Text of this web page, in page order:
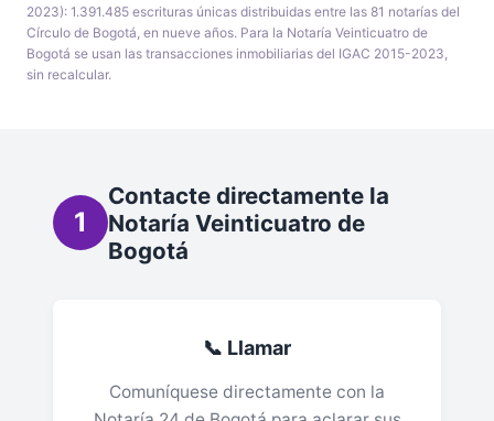
2023): 1.391.485 escrituras únicas distribuidas entre las 81 notarías del
Círculo de Bogotá, en nueve años. Para la Notaría Veinticuatro de
Bogotá se usan las transacciones inmobiliarias del IGAC 2015-2023,
sin recalcular.
1
Contacte directamente la
Notaría Veinticuatro de
Bogotá
📞 Llamar
Comuníquese directamente con la